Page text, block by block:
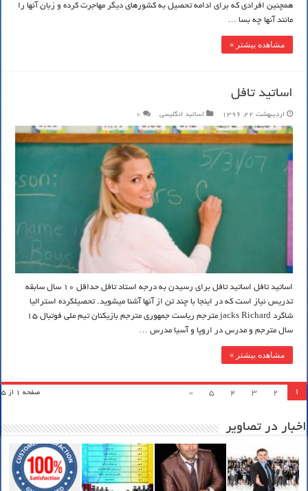
همچنین افرادی که برای ادامه تحصیل به کشورهای دیگر مهاجرت کرده و زبان آنها را
مانند آنها چه بسا …
مشاهده بیشتر »
اساتید تافل
اردیبهشت 22, 1396 اساتید انگلیسی 0
اساتید تافل اساتید تافل برای رسیدن به درجه استاد تافل حداقل 10 سال سابقه
تدریس نیاز است که در اینجا با چند تن از آنها آشنا میشوید. تحصیلکرده استرالیا
شاگرد jacks Richard مترجم ریاست جمهوری مترجم بازیکنان تیم ملی فوتبال 15
سال مترجم و مدرس در اروپا و آسیا مدرس …
مشاهده بیشتر »
صفحه 1 از 5 1
2
3
4
5
»
اخبار در تصاویر